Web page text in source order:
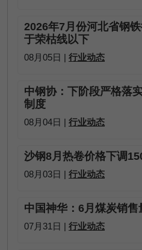
2026年7月份河北省钢
于荣枯线以下
08月05日 | 行业动态
中钢协：下阶段严格落
制度
08月04日 | 行业动态
沙钢8月热卷价格下调
08月03日 | 行业动态
中国神华：6月煤炭销
07月31日 | 行业动态